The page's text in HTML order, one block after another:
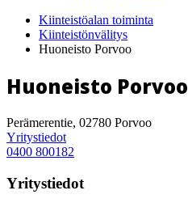
Kiinteistöalan toiminta
Kiinteistönvälitys
Huoneisto Porvoo
Huoneisto Porvoo
Perämerentie, 02780 Porvoo
Yritystiedot
0400 800182
Yritystiedot